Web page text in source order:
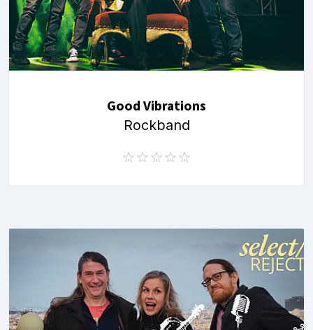
Good Vibrations
Rockband